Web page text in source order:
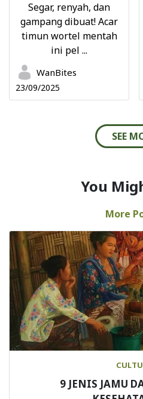
Segar, renyah, dan
gampang dibuat! Acar
timun wortel mentah
ini pel ...
WanBites
23/09/2025
SEE
You
More
9 JENIS JAMU